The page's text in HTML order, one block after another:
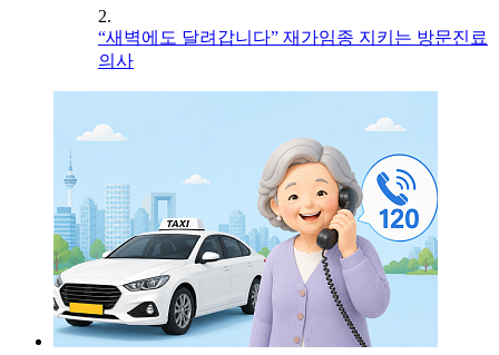
2.
“새벽에도 달려갑니다” 재가임종 지키는 방문진료
의사